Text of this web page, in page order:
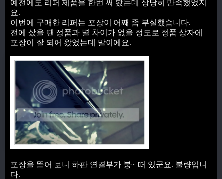
예전에도 리퍼 제품을 한번 써 봤는데 상당히 만족했었지
요.
이번에 구매한 리퍼는 포장이 어째 좀 부실했습니다.
전에 샀을 땐 정품과 별 차이가 없을 정도로 정품 상자에
포장이 잘 되어 왔었는데 말이에요.
포장을 뜯어 보니 하판 연결부가 붕~ 떠 있군요. 불량입니
다.